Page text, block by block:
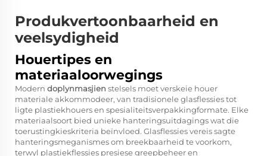
Produkvertoonbaarheid en
veelsydigheid
Houertipes en
materiaaloorwegings
Modern doplynmasjien stelsels moet verskeie houer
materiale akkommodeer, van tradisionele glasflessies tot
ligte plastiekhouers en spesialiteitsverpakkingformate. Elke
materiaalsoort bied unieke hanteringsuitdagings wat die
toerustingkieskriteria beïnvloed. Glasflessies vereis sagte
hanteringsmeganismes om breekbaarheid te voorkom,
terwyl plastiekflessies presiese greepbeheer en